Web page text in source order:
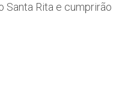
Santa Rita e cumprirão